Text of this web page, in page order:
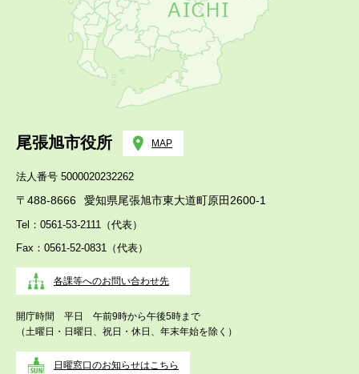
尾張旭市役所 MAP
法人番号 5000020232262
〒488-8666 愛知県尾張旭市東大道町原田2600-1
Tel：0561-53-2111（代表）
Fax：0561-52-0831（代表）
各課等へのお問い合わせ先
開庁時間 平日 午前9時から午後5時まで
（土曜日・日曜日、祝日・休日、年末年始を除く）
日曜窓口のお知らせはこちら